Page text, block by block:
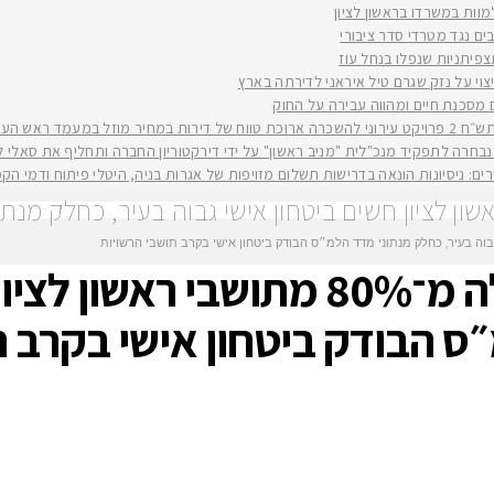
במשרדו בראשון לציון
נגד מטרדי סדר ציבורי
על נזק שגרם טיל איראני לדירתה בארץ
מסכנת חיים ומהווה עבירה על החוק
קינסטליך
לתפקיד מנכ"לית "מניב ראשון" על ידי דירקטוריון החברה ותחליף את סאלי לוי שפורשת
ניסיונות הונאה בדרישות תשלום מזויפות של אגרות בניה, היטלי פיתוח
בעיר: למעלה מ־80% מתושבי ראשון לציון חשים ביטחון אישי
מרגישים בטוחים בעיר: למעלה
הבודק ביטחון אישי בקרב